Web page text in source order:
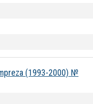
(1993-2000) №